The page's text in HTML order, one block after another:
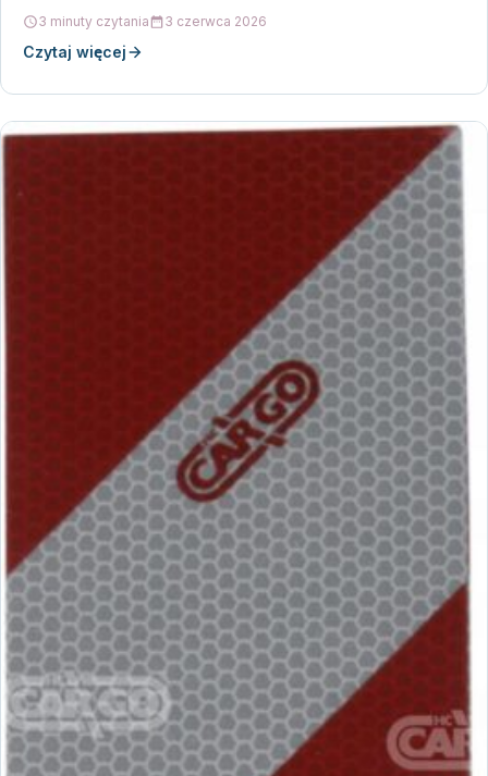
3 minuty czytania 3 czerwca 2026
Czytaj więcej